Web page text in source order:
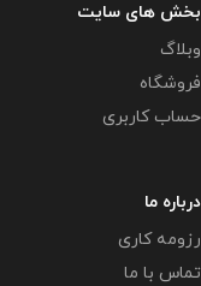
بخش های سایت
وبلاگ
فروشگاه
حساب کاربری
درباره ما
رزومه کاری
تماس با ما